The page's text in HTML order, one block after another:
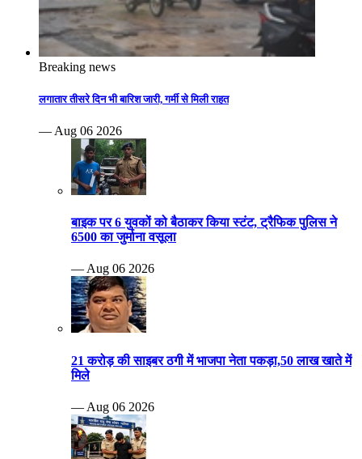
Breaking news
लगातार तीसरे दिन भी बारिश जारी, गर्मी से मिली राहत
— Aug 06 2026
बाइक पर 6 युवकों को बैठाकर किया स्टंट, ट्रैफिक पुलिस ने
6500 का जुर्माना वसूला
— Aug 06 2026
21 करोड़ की साइबर ठगी में भाजपा नेता पकड़ा,50 लाख खाते में
मिले
— Aug 06 2026